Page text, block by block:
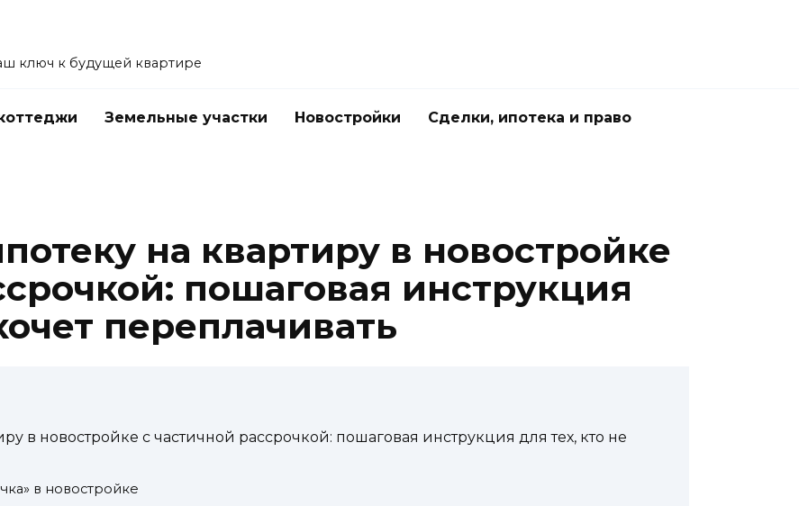
ключ к будущей квартире
Земельные участки Новостройки Сделки, ипотека и право
на квартиру в новостройке
пошаговая инструкция
переплачивать
в новостройке с частичной рассрочкой: пошаговая инструкция для тех, кто не
в новостройке